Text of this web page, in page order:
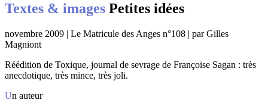
Textes & images Petites idées
novembre 2009 | Le Matricule des Anges n°108 | par Gilles
Magniont
Réédition de Toxique, journal de sevrage de Françoise Sagan : très
anecdotique, très mince, très joli.
Un auteur